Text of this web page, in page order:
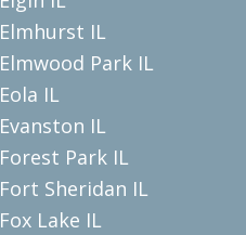
Elmhurst IL
Elmwood Park IL
Eola IL
Evanston IL
Forest Park IL
Fort Sheridan IL
Fox Lake IL